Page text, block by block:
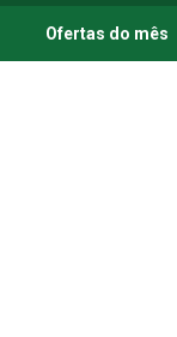
Ofertas do mês